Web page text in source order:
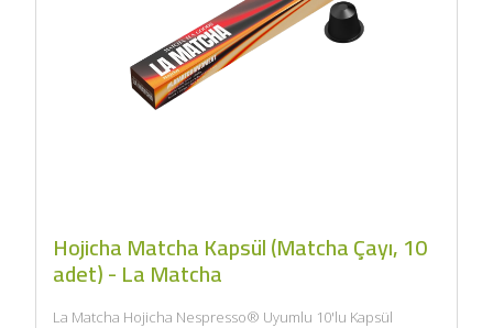
Hojicha Matcha Kapsül (Matcha Çayı, 10
adet) - La Matcha
La Matcha Hojicha Nespresso® Uyumlu 10'lu Kapsül